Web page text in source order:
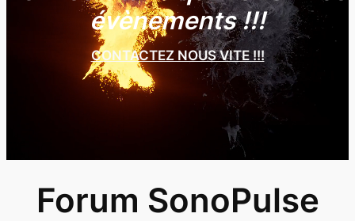
évènements !!!
CONTACTEZ NOUS VITE !!!
Forum SonoPulse